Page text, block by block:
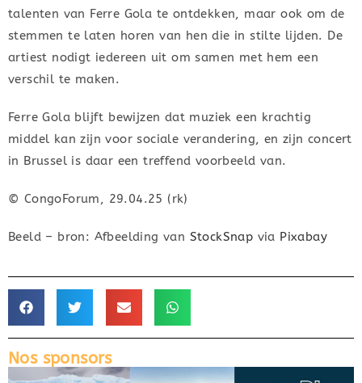
talenten van Ferre Gola te ontdekken, maar ook om de
stemmen te laten horen van hen die in stilte lijden. De
artiest nodigt iedereen uit om samen met hem een
verschil te maken.
Ferre Gola blijft bewijzen dat muziek een krachtig
middel kan zijn voor sociale verandering, en zijn concert
in Brussel is daar een treffend voorbeeld van.
© CongoForum, 29.04.25 (rk)
Beeld – bron: Afbeelding van StockSnap via Pixabay
Nos sponsors